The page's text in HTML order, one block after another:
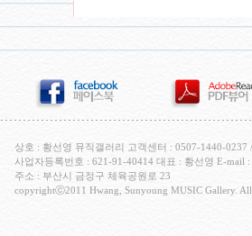
상호 : 황선영 뮤직갤러리 고객센터 : 0507-1440-0237
사업자등록번호 : 621-91-40414 대표 : 황선영 E-mail :
주소 : 부산시 금정구 체육공원로 23
copyrightⓒ2011 Hwang, Sunyoung MUSIC Gallery. All